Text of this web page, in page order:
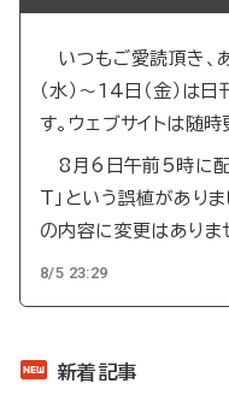
いつもご愛読頂き、
（水）～14日（金）は
す。ウェブサイトは随時
8月6日午前5時に配
T」という誤植があり
の内容に変更はありま
8/5 23:29
新着記事